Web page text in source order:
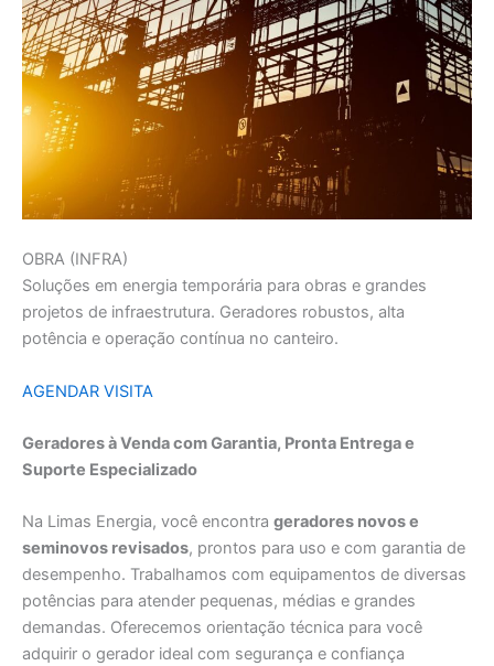
OBRA (INFRA)
Soluções em energia temporária para obras e grandes
projetos de infraestrutura. Geradores robustos, alta
potência e operação contínua no canteiro.
AGENDAR VISITA
Geradores à Venda com Garantia, Pronta Entrega e
Suporte Especializado
Na Limas Energia, você encontra geradores novos e
seminovos revisados, prontos para uso e com garantia de
desempenho. Trabalhamos com equipamentos de diversas
potências para atender pequenas, médias e grandes
demandas. Oferecemos orientação técnica para você
adquirir o gerador ideal com segurança e confiança